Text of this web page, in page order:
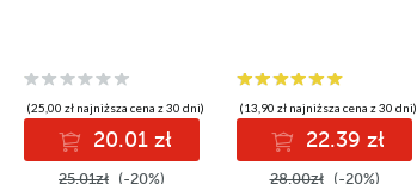
(25,00 zł najniższa cena z 30 dni)
20.01 zł
25.01zł (-20%)
(13,90 zł najniższa cena z 30 dni)
22.39 zł
28.00zł (-20%)